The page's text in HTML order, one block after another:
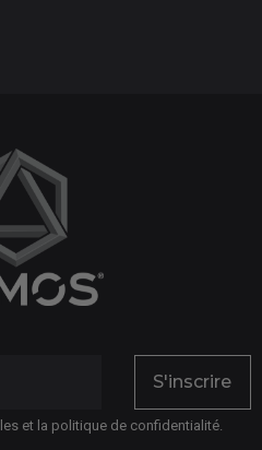
S'inscrire
et la politique de confidentialité.